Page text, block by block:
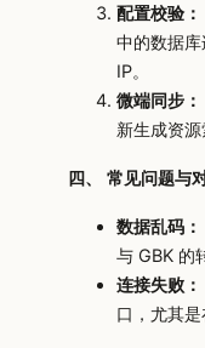
配置校验：
中的数据
IP。
微端同步：
新生成资源
四、 常见问题与
数据乱码：
与 GBK 的
连接失败：
口，尤其